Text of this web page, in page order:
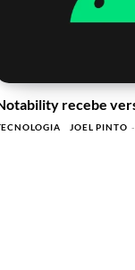
recebe
JOEL PINTO -